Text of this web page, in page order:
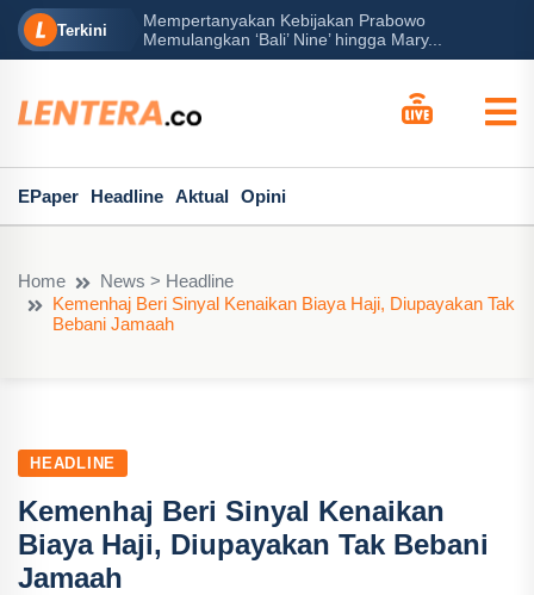
Terkini
Mempertanyakan Kebijakan Prabowo
Memulangkan ‘Bali’ Nine’ hingga Mary...
EPaper Headline Aktual Opini
Home
News > Headline
Kemenhaj Beri Sinyal Kenaikan Biaya Haji, Diupayakan Tak
Bebani Jamaah
HEADLINE
Kemenhaj Beri Sinyal Kenaikan
Biaya Haji, Diupayakan Tak Bebani
Jamaah